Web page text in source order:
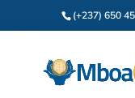
(+237) 650